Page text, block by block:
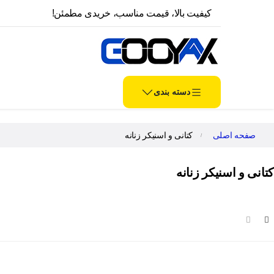
کیفیت بالا، قیمت مناسب، خریدی مطمئن!
دسته بندی
صفحه اصلی کتانی و اسنیکر زنانه
کتانی و اسنیکر زنانه